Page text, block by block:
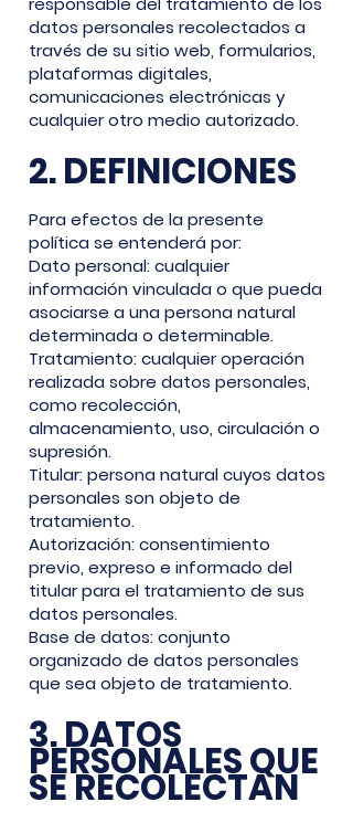
datos personales recolectados a
través de su sitio web, formularios,
plataformas digitales,
comunicaciones electrónicas y
cualquier otro medio autorizado.
2. DEFINICIONES
Para efectos de la presente
política se entenderá por:
Dato personal: cualquier
información vinculada o que pueda
asociarse a una persona natural
determinada o determinable.
Tratamiento: cualquier operación
realizada sobre datos personales,
como recolección,
almacenamiento, uso, circulación o
supresión.
Titular: persona natural cuyos datos
personales son objeto de
tratamiento.
Autorización: consentimiento
previo, expreso e informado del
titular para el tratamiento de sus
datos personales.
Base de datos: conjunto
organizado de datos personales
que sea objeto de tratamiento.
3. DATOS
PERSONALES QUE
SE RECOLECTAN